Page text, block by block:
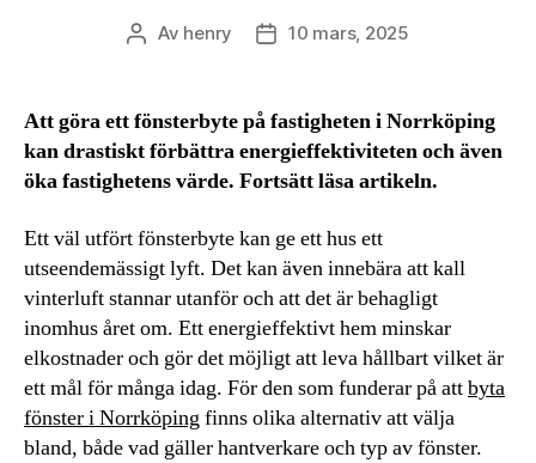
Inläggsförfattare
Av henry Inläggsdatum
10 mars, 2025
Att göra ett fönsterbyte på fastigheten i Norrköping
kan drastiskt förbättra energieffektiviteten och även
öka fastighetens värde. Fortsätt läsa artikeln.
Ett väl utfört fönsterbyte kan ge ett hus ett
utseendemässigt lyft. Det kan även innebära att kall
vinterluft stannar utanför och att det är behagligt
inomhus året om. Ett energieffektivt hem minskar
elkostnader och gör det möjligt att leva hållbart vilket är
ett mål för många idag. För den som funderar på attbyta
fönster i Norrköpingfinns olika alternativ att välja
bland, både vad gäller hantverkare och typ av fönster.